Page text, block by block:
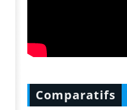
Comparatifs